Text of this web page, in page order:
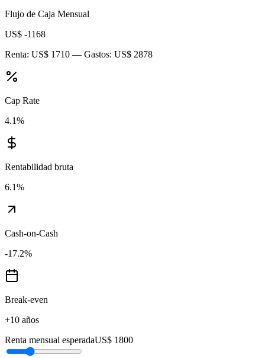
Flujo de Caja Mensual
US$ -1168
Renta: US$ 1710 — Gastos: US$ 2878
Cap Rate
4.1%
Rentabilidad bruta
6.1%
Cash-on-Cash
-17.2%
Break-even
+10 años
Renta mensual esperadaUS$ 1800